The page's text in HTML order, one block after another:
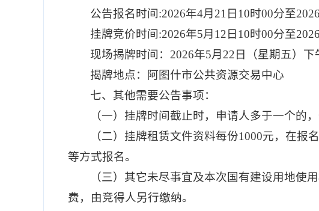
公告报名时间:2026年4月 21 日 10时00分至2026
挂牌竞价时间:2026年5月 12 日 10时00分至2026
现场揭牌时间： 2026年5月 22 日（星期 五） 下
揭牌地点：
阿图什市公共资源交易中心
七、其他需要公告事项：
（一）挂牌时间截止时， 申请人多于一个的
（二）挂牌租赁文件资料每份1000元，在报
等方式报名。
（三）其它未尽事宜及本次国有建设用地使
费，由竞得人另行缴纳。